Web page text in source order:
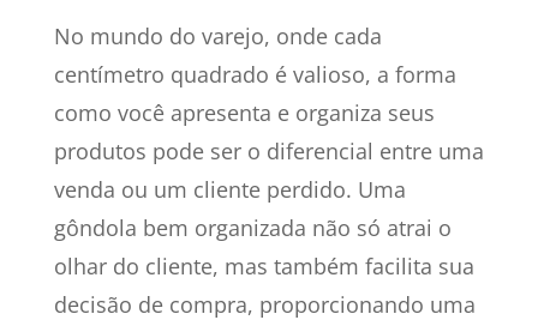
No mundo do varejo, onde cada
centímetro quadrado é valioso, a forma
como você apresenta e organiza seus
produtos pode ser o diferencial entre uma
venda ou um cliente perdido. Uma
gôndola bem organizada não só atrai o
olhar do cliente, mas também facilita sua
decisão de compra, proporcionando uma